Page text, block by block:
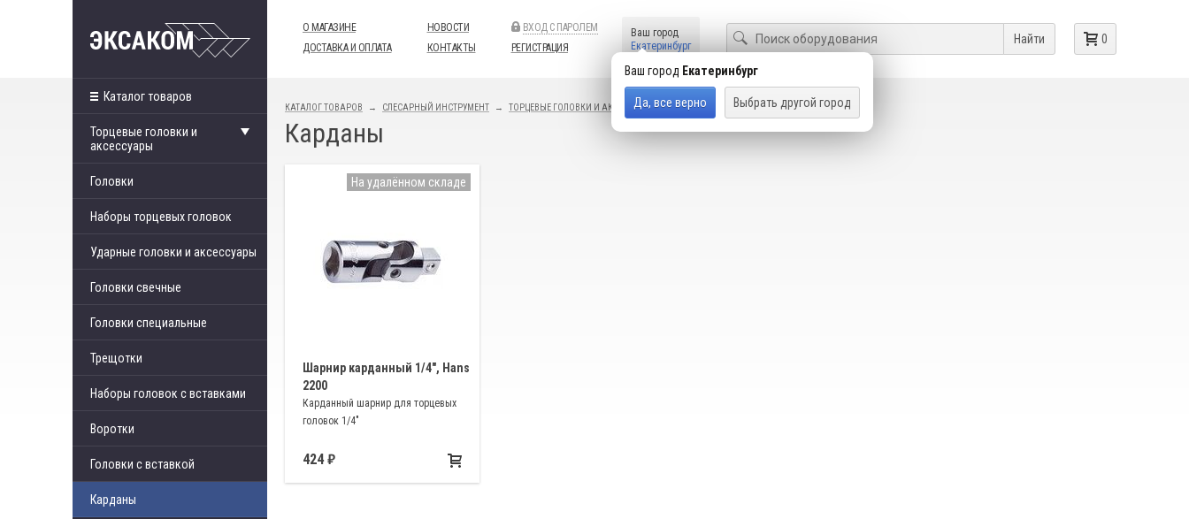
О МАГАЗИНЕ
ДОСТАВКА И ОПЛАТА
НОВОСТИ
КОНТАКТЫ
ВХОД С ПАРОЛЕМ
РЕГИСТРАЦИЯ
Ваш город
Екатеринбург
Ваш город Екатеринбург
Да, все верно Выбрать другой город
Найти 0
Каталог товаров
Торцевые головки и
аксессуары
Головки
Наборы торцевых головок
Ударные головки и аксессуары
Головки свечные
Головки специальные
Трещотки
Наборы головок с вставками
Воротки
Головки с вставкой
Карданы
КАТАЛОГ ТОВАРОВ СЛЕСАРНЫЙ ИНСТРУМЕНТ ТОРЦЕВЫЕ ГОЛОВКИ И АКСЕССУАРЫ HANS
Карданы
Шарнир карданный 1/4", Hans
2200
Карданный шарнир для торцевых
головок 1/4"
424
На удалённом складе